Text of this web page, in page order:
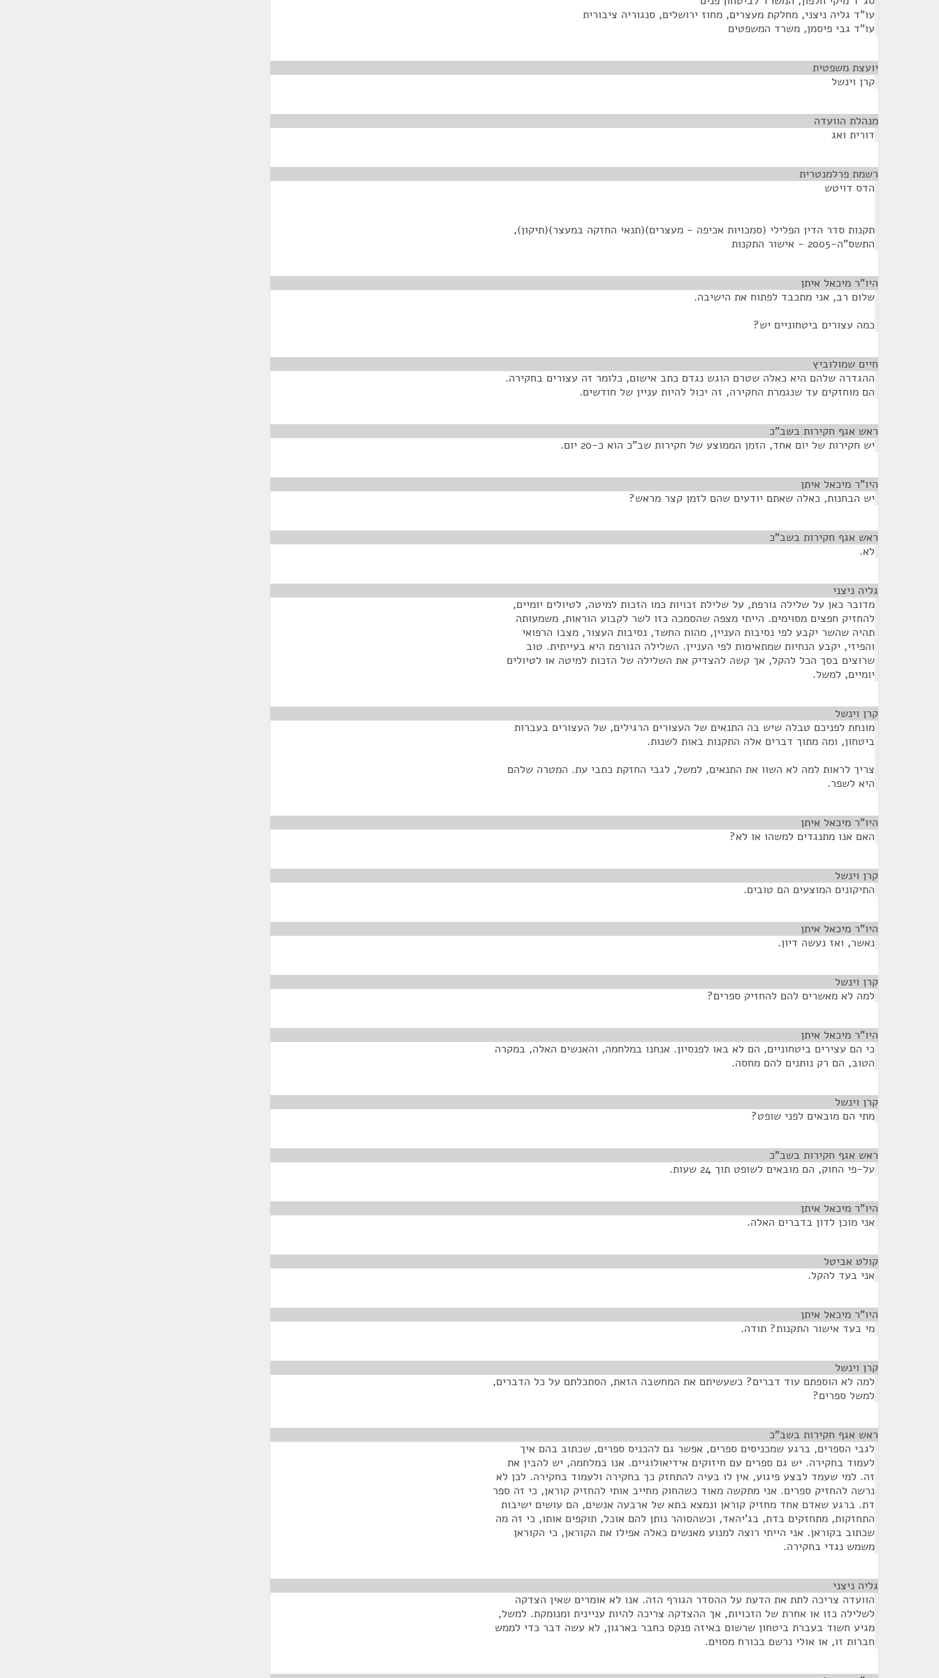
עו"ד גליה ניצני, מחלקת מעצרים, מחוז ירושלים, סנגוריה ציבורית
עו"ד גבי פיסמן, משרד המשפטים
יועצת משפטית
קרן וינשל
מנהלת הוועדה
דורית ואג
רשמת פרלמנטרית
הדס דויטש
תקנות סדר הדין הפלילי (סמכויות אכיפה - מעצרים)(תנאי החזקה במעצר)(תיקון),
התשס"ה-2005 - אישור התקנות
היו”ר מיכאל איתן
שלום רב, אני מתכבד לפתוח את הישיבה.
כמה עצורים ביטחוניים יש?
חיים שמולוביץ
ההגדרה שלהם היא כאלה שטרם הוגש נגדם כתב אישום, כלומר זה עצורים בחקירה.
הם מוחזקים עד שנגמרת החקירה, זה יכול להיות עניין של חודשים.
ראש אגף חקירות בשב"כ
יש חקירות של יום אחד, הזמן הממוצע של חקירות שב"כ הוא כ-20 יום.
היו”ר מיכאל איתן
יש הבחנות, כאלה שאתם יודעים שהם לזמן קצר מראש?
ראש אגף חקירות בשב"כ
לא.
גליה ניצני
מדובר כאן על שלילה גורפת, על שלילת זכויות כמו הזכות למיטה, לטיולים יומיים,
להחזיק חפצים מסוימים. הייתי מצפה שהסמכה כזו לשר לקבוע הוראות, משמעותה
תהיה שהשר יקבע לפי נסיבות העניין, מהות החשד, נסיבות העצור, מצבו הרפואי
והפיזי, יקבע הנחיות שמתאימות לפי העניין. השלילה הגורפת היא בעייתית. טוב
שרוצים בסך הכל להקל, אך קשה להצדיק את השלילה של הזכות למיטה או לטיולים
יומיים, למשל.
קרן וינשל
מונחת לפניכם טבלה שיש בה התנאים של העצורים הרגילים, של העצורים בעברות
ביטחון, ומה מתוך דברים אלה התקנות באות לשנות.
צריך לראות למה לא השוו את התנאים, למשל, לגבי החזקת כתבי עת. המטרה שלהם
היא לשפר.
היו”ר מיכאל איתן
האם אנו מתנגדים למשהו או לא?
קרן וינשל
התיקונים המוצעים הם טובים.
היו”ר מיכאל איתן
נאשר, ואז נעשה דיון.
קרן וינשל
למה לא מאשרים להם להחזיק ספרים?
היו”ר מיכאל איתן
כי הם עצירים ביטחוניים, הם לא באו לפנסיון. אנחנו במלחמה, והאנשים האלה, במקרה
הטוב, הם רק נותנים להם מחסה.
קרן וינשל
מתי הם מובאים לפני שופט?
ראש אגף חקירות בשב"כ
על-פי החוק, הם מובאים לשופט תוך 24 שעות.
היו”ר מיכאל איתן
אני מוכן לדון בדברים האלה.
קולט אביטל
אני בעד להקל.
היו”ר מיכאל איתן
מי בעד אישור התקנות? תודה.
קרן וינשל
למה לא הוספתם עוד דברים? כשעשיתם את המחשבה הזאת, הסתכלתם על כל הדברים,
למשל ספרים?
ראש אגף חקירות בשב"כ
לגבי הספרים, ברגע שמכניסים ספרים, אפשר גם להכניס ספרים, שכתוב בהם איך
לעמוד בחקירה. יש גם ספרים עם חיזוקים אידיאולוגיים. אנו במלחמה, יש להבין את
זה. למי שעמד לבצע פיגוע, אין לו בעיה להתחזק כך בחקירה ולעמוד בחקירה. לכן לא
נרשה להחזיק ספרים. אני מתקשה מאוד כשהחוק מחייב אותי להחזיק קוראן, כי זה ספר
דת. ברגע שאדם אחד מחזיק קוראן ונמצא בתא של ארבעה אנשים, הם עושים ישיבות
התחזקות, מתחזקים בדת, בג'יהאד, וכשהסוהר נותן להם אוכל, תוקפים אותו, כי זה מה
שכתוב בקוראן. אני הייתי רוצה למנוע מאנשים כאלה אפילו את הקוראן, כי הקוראן
משמש נגדי בחקירה.
גליה ניצני
הוועדה צריכה לתת את הדעת על ההסדר הגורף הזה. אנו לא אומרים שאין הצדקה
לשלילה כזו או אחרת של הזכויות, אך ההצדקה צריכה להיות עניינית ומנומקת. למשל,
מגיע חשוד בעברת ביטחון שרשום באיזה פנקס כחבר בארגון, לא עשה דבר כדי לממש
חברות זו, או אולי נרשם בכורח מסוים.